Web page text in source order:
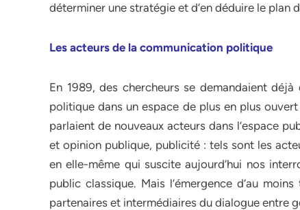
déterminer une stratégie et d’en déduire le plan
Les acteurs de la communication politique
En 1989, des chercheurs se demandaient
politique dans un espace de plus en plus
parlaient de nouveaux acteurs dans l’espace
et opinion publique, publicité : tels sont les
en elle-même qui suscite aujourd’hui nos
public classique. Mais l’émergence d’au
partenaires et intermédiaires du dialogue entre